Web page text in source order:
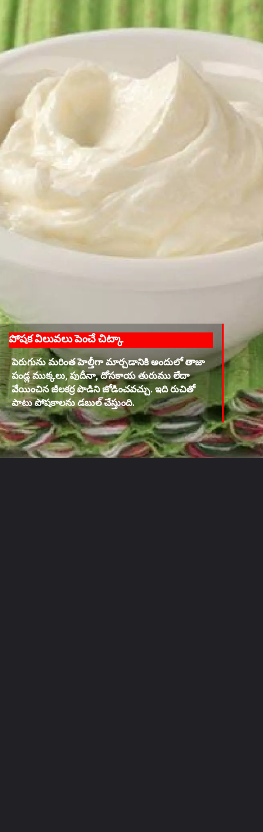
పోషక విలువలు పెంచే చిట్కా
పెరుగును మరింత హెల్తీగా మార్చడానికి అందులో తాజా
పండ్ల ముక్కలు, పుదీనా, దోసకాయ తురుము లేదా
వేయించిన జీలకర్ర పొడిని జోడించవచ్చు. ఇది రుచితో
పాటు పోషకాలను డబుల్ చేస్తుంది.